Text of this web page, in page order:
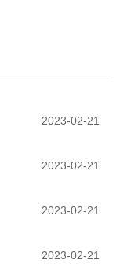
2023-02-21
2023-02-21
2023-02-21
2023-02-21